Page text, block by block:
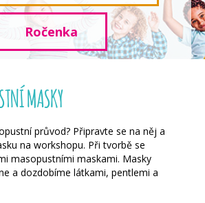
Ročenka
MASKY
průvod? Připravte se na něj a
na workshopu. Při tvorbě se
masopustními maskami. Masky
a dozdobíme látkami, pentlemi a